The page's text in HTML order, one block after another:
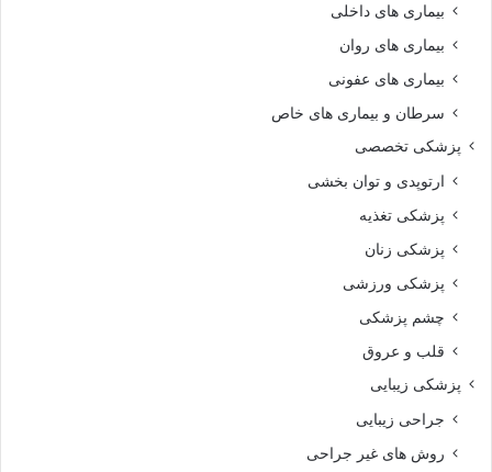
بیماری های داخلی
بیماری های روان‌
بیماری های عفونی
سرطان و بیماری های خاص
پزشکی تخصصی
ارتوپدی و توان بخشی
پزشکی تغذیه
پزشکی زنان
پزشکی ورزشی
چشم پزشکی
قلب و عروق
پزشکی زیبایی
جراحی زیبایی
روش های غیر جراحی